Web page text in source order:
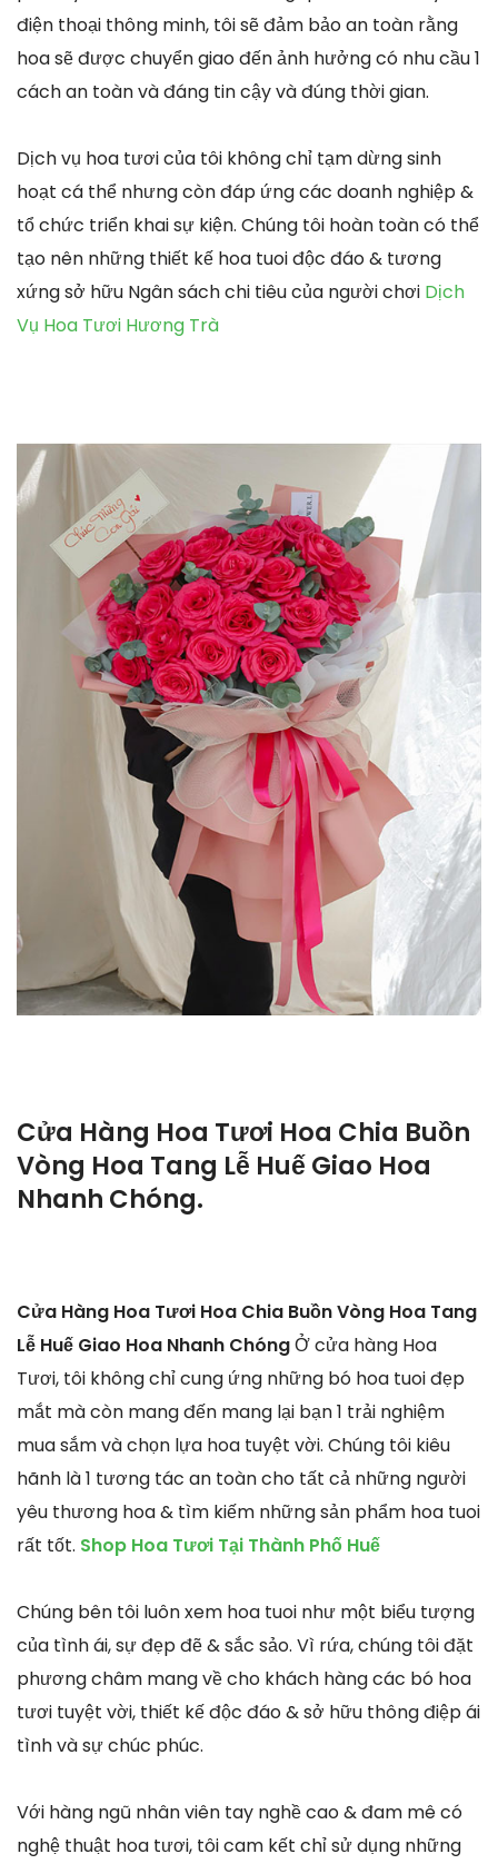
điện thoại thông minh, tôi sẽ đảm bảo an toàn rằng
hoa sẽ được chuyển giao đến ảnh hưởng có nhu cầu 1
cách an toàn và đáng tin cậy và đúng thời gian.
Dịch vụ hoa tươi của tôi không chỉ tạm dừng sinh
hoạt cá thể nhưng còn đáp ứng các doanh nghiệp &
tổ chức triển khai sự kiện. Chúng tôi hoàn toàn có thể
tạo nên những thiết kế hoa tuoi độc đáo & tương
xứng sở hữu Ngân sách chi tiêu của người chơi Dịch
Vụ Hoa Tươi Hương Trà
Cửa Hàng Hoa Tươi Hoa Chia Buồn
Vòng Hoa Tang Lễ Huế Giao Hoa
Nhanh Chóng.
Cửa Hàng Hoa Tươi Hoa Chia Buồn Vòng Hoa Tang
Lễ Huế Giao Hoa Nhanh ChóngỞ cửa hàng Hoa
Tươi, tôi không chỉ cung ứng những bó hoa tuoi đẹp
mắt mà còn mang đến mang lại bạn 1 trải nghiệm
mua sắm và chọn lựa hoa tuyệt vời. Chúng tôi kiêu
hãnh là 1 tương tác an toàn cho tất cả những người
yêu thương hoa & tìm kiếm những sản phẩm hoa tuoi
rất tốt. Shop Hoa Tươi Tại Thành Phố Huế
Chúng bên tôi luôn xem hoa tuoi như một biểu tượng
của tình ái, sự đẹp đẽ & sắc sảo. Vì rứa, chúng tôi đặt
phương châm mang về cho khách hàng các bó hoa
tươi tuyệt vời, thiết kế độc đáo & sở hữu thông điệp ái
tình và sự chúc phúc.
Với hàng ngũ nhân viên tay nghề cao & đam mê có
nghệ thuật hoa tươi, tôi cam kết chỉ sử dụng những